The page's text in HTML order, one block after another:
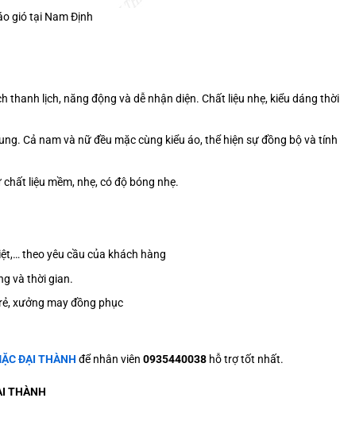
gió tại Nam Định
thanh lịch, năng động và dễ nhận diện. Chất liệu nhẹ, kiểu dáng thời
Cả nam và nữ đều mặc cùng kiểu áo, thể hiện sự đồng bộ và tính
liệu mềm, nhẹ, có độ bóng nhẹ.
theo yêu cầu của khách hàng
và thời gian.
xưởng may đồng phục
ĐẠI THÀNH để nhân viên 0935440038 hỗ trợ tốt nhất.
THÀNH